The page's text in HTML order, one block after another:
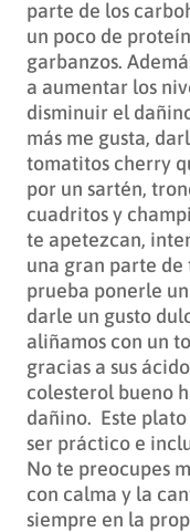
parte de los
un poco de
garbanzos.
a aumentar los
disminuir el
más me gusta,
tomatitos cherry
por un sartén,
cuadritos y
te apetezcan,
una gran parte de
prueba ponerle
darle un gusto
aliñamos con un
gracias a sus
colesterol bueno
dañino. Este
ser práctico e
No te preocupes
con calma y la
siempre en la